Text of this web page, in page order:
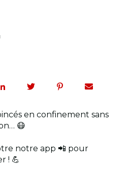
en confinement sans
😷
notre app 📲 pour
! 💪